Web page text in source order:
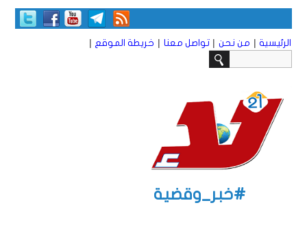
الرئيسية | من نحن | تواصل معنا | خريطة الموقع |
#خبر_وقضية